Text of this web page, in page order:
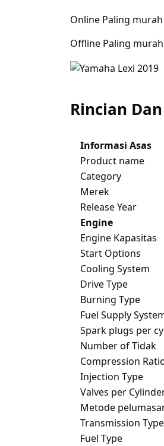
Online Paling murah
Offline Paling
Rincian
Informasi Asas
Product name
Category
Merek
Release Year
Engine
Engine Kapasitas
Start Options
Cooling System
Drive Type
Burning Type
Fuel Supply
Spark plugs per
Number of Tidak
Compression
Injection Type
Valves per
Metode
Transmission Type
Fuel Type